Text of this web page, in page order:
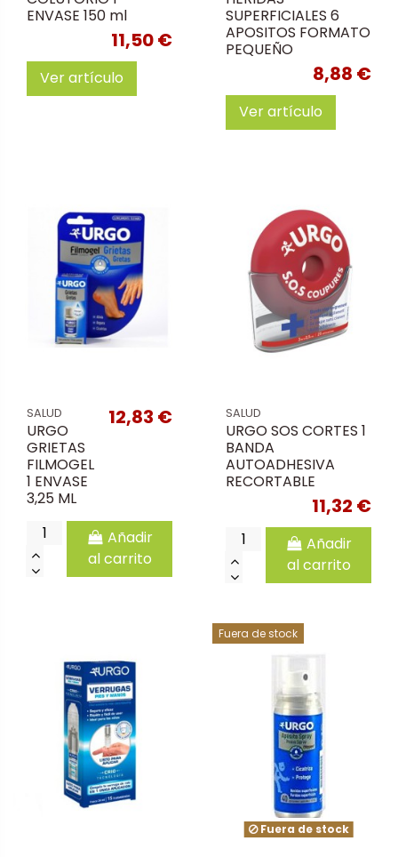
ENVASE 150 ml
11,50 €
Ver artículo
SUPERFICIALES 6
APOSITOS FORMATO
PEQUEÑO
8,88 €
Ver artículo
SALUD
URGO
GRIETAS
FILMOGEL
1 ENVASE
3,25 ML
12,83 €
Añadir
al carrito
SALUD
URGO SOS CORTES 1
BANDA
AUTOADHESIVA
RECORTABLE
11,32 €
Añadir
al carrito
Fuera de stock
Fuera de stock